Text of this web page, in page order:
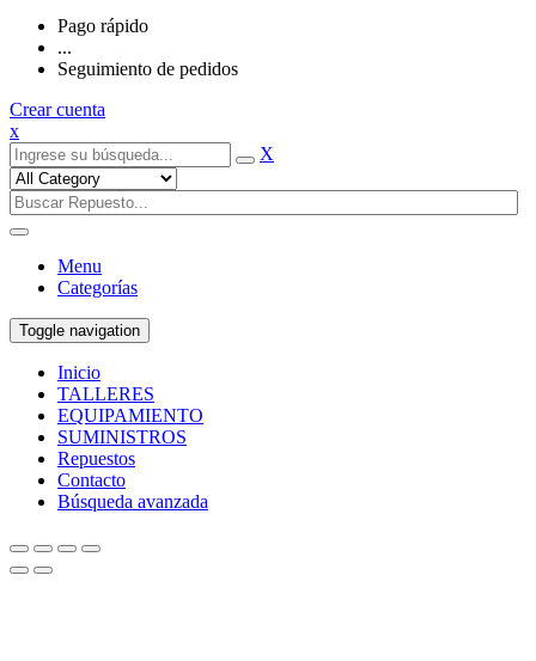
Pago rápido
...
Seguimiento de pedidos
Crear cuenta
x
X
Menu
Categorías
Toggle navigation
Inicio
TALLERES
EQUIPAMIENTO
SUMINISTROS
Repuestos
Contacto
Búsqueda avanzada